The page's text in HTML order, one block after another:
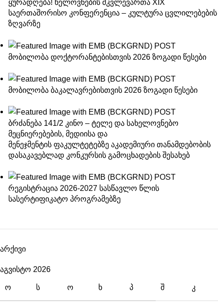
ყურადღება! ხელოვნების მკვლევართა XIX
საერთაშორისო კონფერენცია – კულტურა ცვლილებების
ზღვარზე
მობილობა დოქტორანტებისთვის 2026 ზოგადი წესები
მობილობა ბაკალავრებისთვის 2026 ზოგადი წესები
ბრძანება 141/2 კინო – ტელე და სახელოვნებო
მეცნიერებების, მედიისა და
მენეჯმენტის ფაკულტეტებზე აკადემიური თანამდებობის
დასაკავებლად კონკურსის გამოცხადების შესახებ
რეგისტრაცია 2026-2027 სასწავლო წლის
სასერტიფიკატო პროგრამებზე
არქივი
აგვისტო 2026
Ო Ს Ო Ხ Პ Შ Კ